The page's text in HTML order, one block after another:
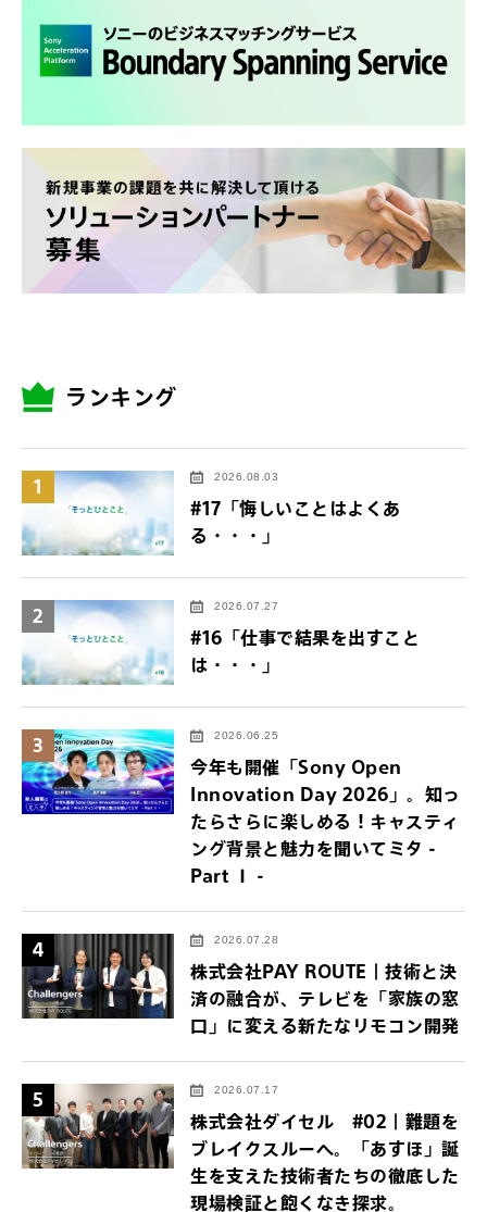
ランキング
1 2026.08.03
#17「悔しいことはよくあ
る・・・」
2 2026.07.27
#16「仕事で結果を出すこと
は・・・」
3 2026.06.25
今年も開催「Sony Open
Innovation Day 2026」。知っ
たらさらに楽しめる！キャスティ
ング背景と魅力を聞いてミタ -
Part Ⅰ -
4 2026.07.28
株式会社PAY ROUTE｜技術と決
済の融合が、テレビを「家族の窓
口」に変える新たなリモコン開発
5 2026.07.17
株式会社ダイセル #02｜難題を
ブレイクスルーへ。「あすほ」誕
生を支えた技術者たちの徹底した
現場検証と飽くなき探求。